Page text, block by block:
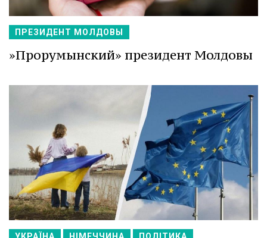
ПРЕЗИДЕНТ МОЛДОВЫ
»Прорумынский» президент Молдовы